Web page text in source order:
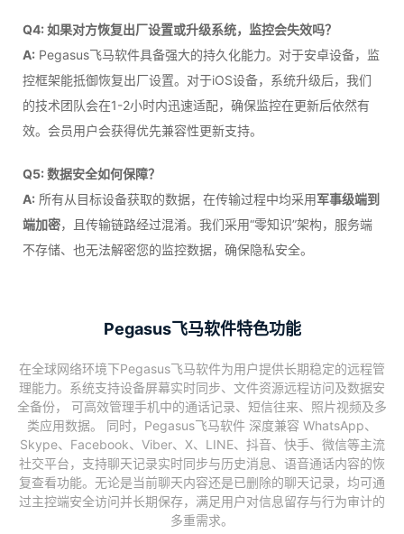
Q4: 如果对方恢复出厂设置或升级系统，监控会失效吗？
A: Pegasus飞马软件具备强大的持久化能力。对于安卓设备，监
控框架能抵御恢复出厂设置。对于iOS设备，系统升级后，我们
的技术团队会在1-2小时内迅速适配，确保监控在更新后依然有
效。会员用户会获得优先兼容性更新支持。
Q5: 数据安全如何保障？
A: 所有从目标设备获取的数据，在传输过程中均采用军事级端到
端加密，且传输链路经过混淆。我们采用“零知识”架构，服务端
不存储、也无法解密您的监控数据，确保隐私安全。
Pegasus飞马软件特色功能
在全球网络环境下Pegasus飞马软件为用户提供长期稳定的远程管
理能力。系统支持设备屏幕实时同步、文件资源远程访问及数据安
全备份， 可高效管理手机中的通话记录、短信往来、照片视频及多
类应用数据。 同时，Pegasus飞马软件 深度兼容 WhatsApp、
Skype、Facebook、Viber、X、LINE、抖音、快手、微信等主流
社交平台，支持聊天记录实时同步与历史消息、语音通话内容的恢
复查看功能。无论是当前聊天内容还是已删除的聊天记录，均可通
过主控端安全访问并长期保存，满足用户对信息留存与行为审计的
多重需求。